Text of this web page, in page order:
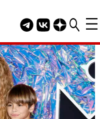
Telegram канал
Группа HELLO
Канал